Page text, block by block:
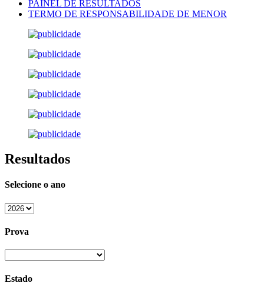
PAINEL DE RESULTADOS
TERMO DE RESPONSABILIDADE DE MENOR
Resultados
Selecione o ano
Prova
Estado